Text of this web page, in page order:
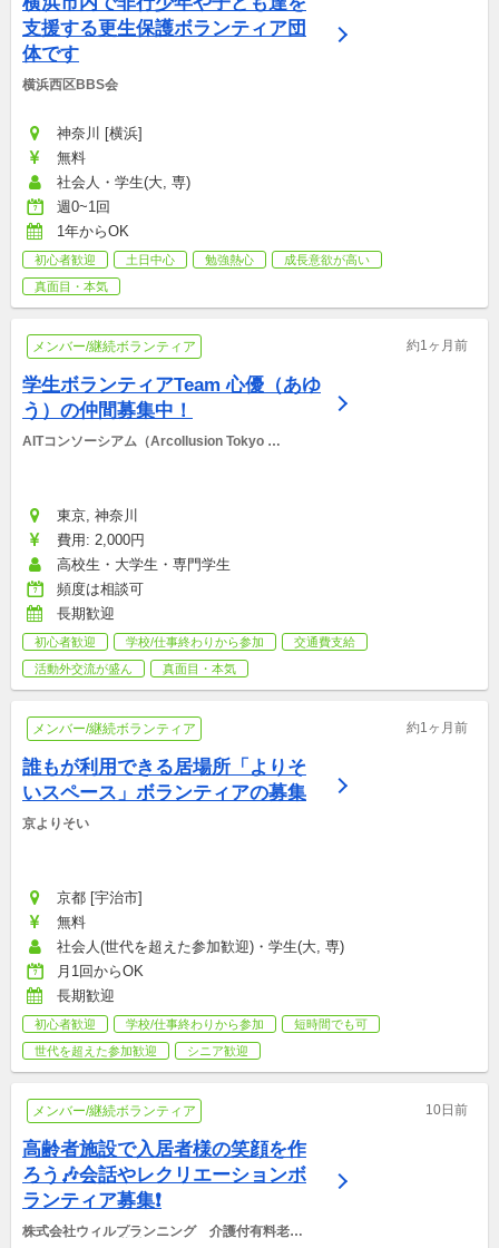
支援する更生保護ボランティア団
体です
横浜西区BBS会
神奈川 [横浜]
無料
社会人・学生(大, 専)
週0~1回
1年からOK
初心者歓迎 土日中心 勉強熱心
成長意欲が高い
真面目・本気
メンバー/継続ボランティア 約1ヶ月前
学生ボランティアTeam 心優（あゆ
う）の仲間募集中！
AITコンソーシアム（ArcoIlusion Tokyo
東京, 神奈川
費用: 2,000円
高校生・大学生・専門学生
頻度は相談可
長期歓迎
初心者歓迎 学校/仕事終わりから参加
交通費支給
活動外交流が盛ん
真面目・本気
メンバー/継続ボランティア 約1ヶ月前
誰もが利用できる居場所「よりそ
いスペース」ボランティアの募集
京よりそい
京都 [宇治市]
無料
社会人(世代を超えた参加歓迎)・学生(大, 専)
月1回からOK
長期歓迎
初心者歓迎 学校/仕事終わりから参加
短時間でも可
世代を超えた参加歓迎
シニア歓迎
メンバー/継続ボランティア 10日前
高齢者施設で入居者様の笑顔を作
ろう🎶会話やレクリエーションボ
ランティア募集❗️
株式会社ウィルプランニング　介護付有料老人